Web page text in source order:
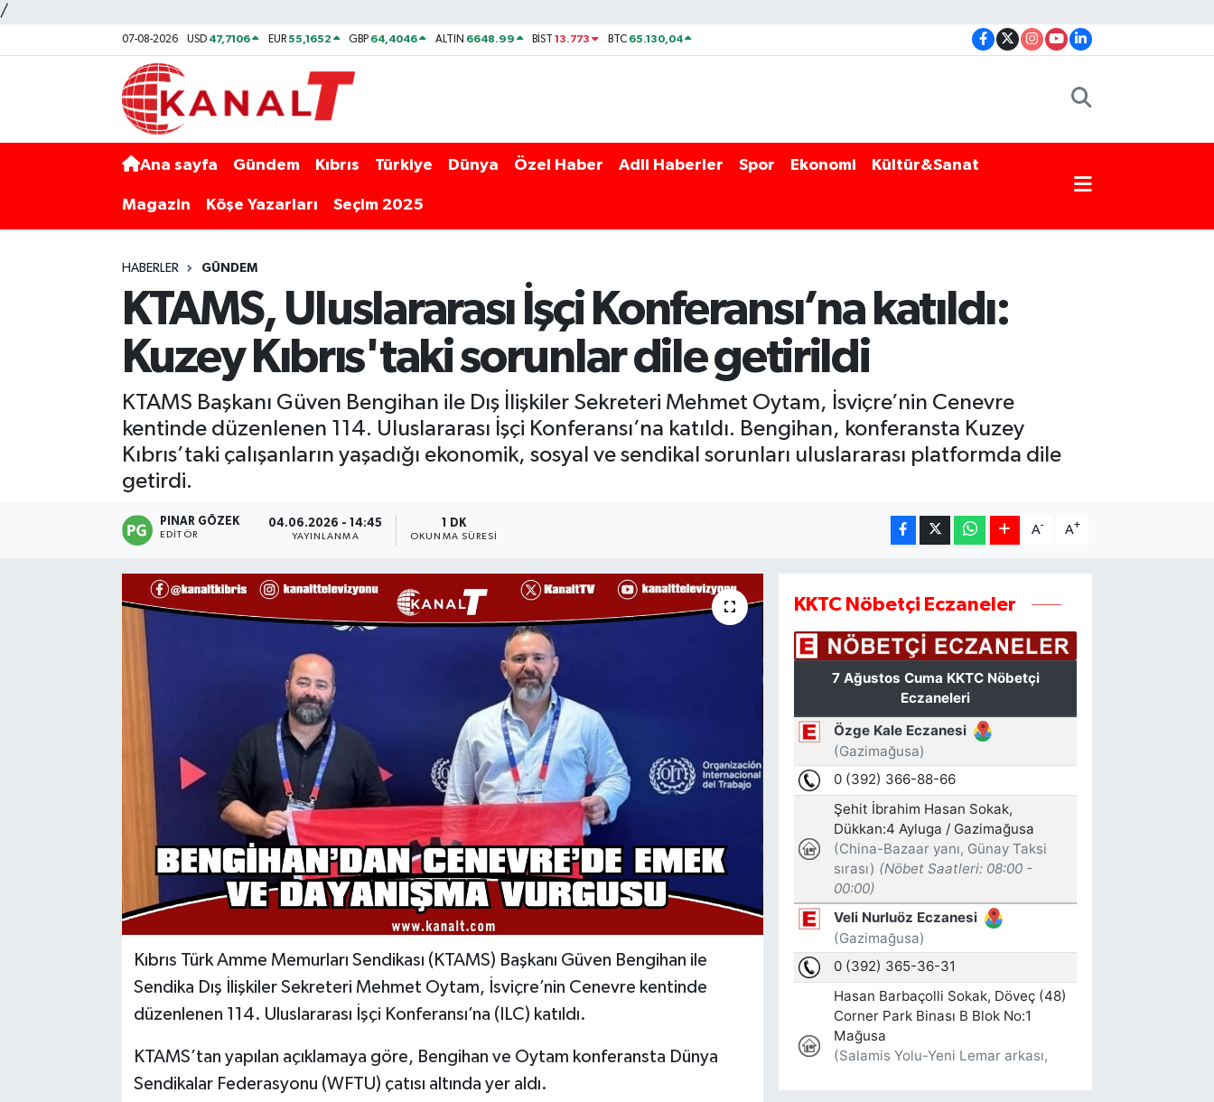
/
07-08-2026 USD 47,7106 EUR55,1652 GBP 64,4046 ALTIN 6648.99 BİST13.773 BTC 65.130,04
Ana sayfa Gündem Kıbrıs Türkiye Dünya Özel Haber Adli Haberler Spor Ekonomi Kültür&Sanat
Magazin Köşe Yazarları Seçim 2025
HABERLER GÜNDEM
KTAMS, Uluslararası İşçi Konferansı’na katıldı:
Kuzey Kıbrıs'taki sorunlar dile getirildi
KTAMS Başkanı Güven Bengihan ile Dış İlişkiler Sekreteri Mehmet Oytam, İsviçre’nin Cenevre
kentinde düzenlenen 114. Uluslararası İşçi Konferansı’na katıldı. Bengihan, konferansta Kuzey
Kıbrıs’taki çalışanların yaşadığı ekonomik, sosyal ve sendikal sorunları uluslararası platformda dile
getirdi.
PINAR GÖZEK
EDITÖR
04.06.2026 - 14:45
YAYINLANMA
1 DK
OKUNMA SÜRESI
A- A+
Kıbrıs Türk Amme Memurları Sendikası (KTAMS) Başkanı Güven Bengihan ile
Sendika Dış İlişkiler Sekreteri Mehmet Oytam, İsviçre’nin Cenevre kentinde
düzenlenen 114. Uluslararası İşçi Konferansı’na (ILC) katıldı.
KTAMS’tan yapılan açıklamaya göre, Bengihan ve Oytam konferansta Dünya
Sendikalar Federasyonu (WFTU) çatısı altında yer aldı.
KKTC Nöbetçi Eczaneler